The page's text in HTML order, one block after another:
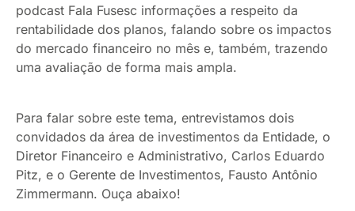
podcast Fala Fusesc informações a respeito da
rentabilidade dos planos, falando sobre os impactos
do mercado financeiro no mês e, também, trazendo
uma avaliação de forma mais ampla.
Para falar sobre este tema, entrevistamos dois
convidados da área de investimentos da Entidade, o
Diretor Financeiro e Administrativo, Carlos Eduardo
Pitz, e o Gerente de Investimentos, Fausto Antônio
Zimmermann. Ouça abaixo!